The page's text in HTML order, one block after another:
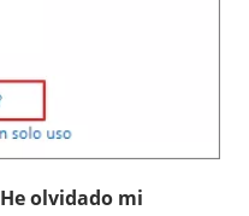
He olvidado mi